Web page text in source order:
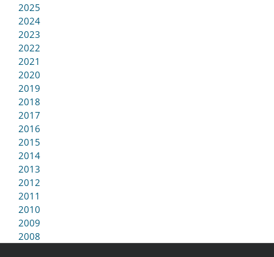
2025
2024
2023
2022
2021
2020
2019
2018
2017
2016
2015
2014
2013
2012
2011
2010
2009
2008